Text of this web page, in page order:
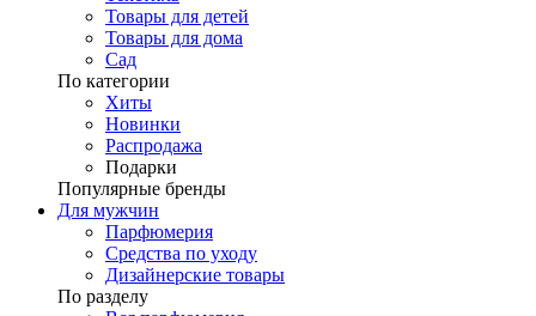
Товары для детей
Товары для дома
Сад
По категории
Хиты
Новинки
Распродажа
Подарки
Популярные бренды
Для мужчин
Парфюмерия
Средства по уходу
Дизайнерские товары
По разделу